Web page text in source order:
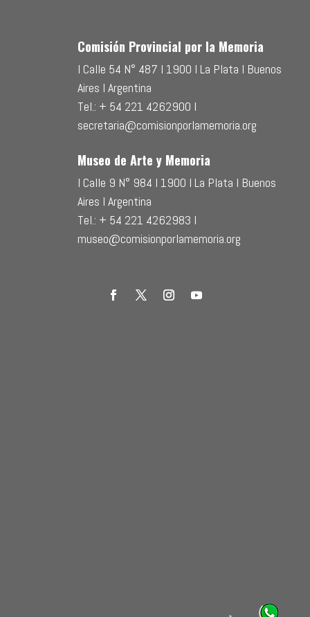
Comisión Provincial por la Memoria
l Calle 54 N° 487 l 1900 l La Plata l Buenos
Aires l Argentina
Tel.: + 54 221 4262900 l
secretaria@comisionporlamemoria.org
Museo de Arte y Memoria
l Calle 9 N° 984 l 1900 l La Plata l Buenos
Aires l Argentina
Tel.: + 54 221 4262983 l
museo@comisionporlamemoria.org